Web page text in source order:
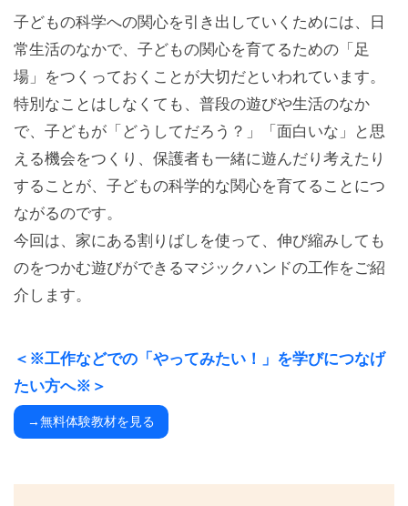
子どもの科学への関心を引き出していくためには、日
常生活のなかで、子どもの関心を育てるための「足
場」をつくっておくことが大切だといわれています。
特別なことはしなくても、普段の遊びや生活のなか
で、子どもが「どうしてだろう？」「面白いな」と思
える機会をつくり、保護者も一緒に遊んだり考えたり
することが、子どもの科学的な関心を育てることにつ
ながるのです。
今回は、家にある割りばしを使って、伸び縮みしても
のをつかむ遊びができるマジックハンドの工作をご紹
介します。
＜※工作などでの「やってみたい！」を学びにつなげ
たい方へ※＞
→無料体験教材を見る